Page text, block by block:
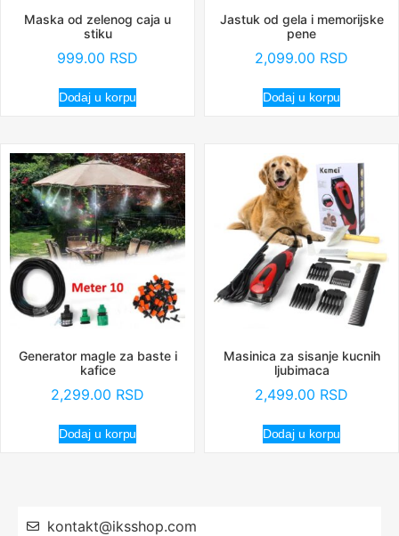
Maska od zelenog caja u
stiku
999.00 RSD
Dodaj u korpu
Jastuk od gela i memorijske
pene
2,099.00 RSD
Dodaj u korpu
Generator magle za baste i
kafice
2,299.00 RSD
Dodaj u korpu
Masinica za sisanje kucnih
ljubimaca
2,499.00 RSD
Dodaj u korpu
kontakt@iksshop.com